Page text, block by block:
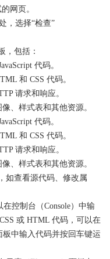
网页。
，选择“检查”
，包括：
代码。
和 CSS 代码。
请求和响应。
、样式表和其他资源。
代码。
和 CSS 代码。
请求和响应。
、样式表和其他资源。
如查看源代码、修改属
控制台（Console）中输
或 HTML 代码，可以在
板中输入代码并按回车键运